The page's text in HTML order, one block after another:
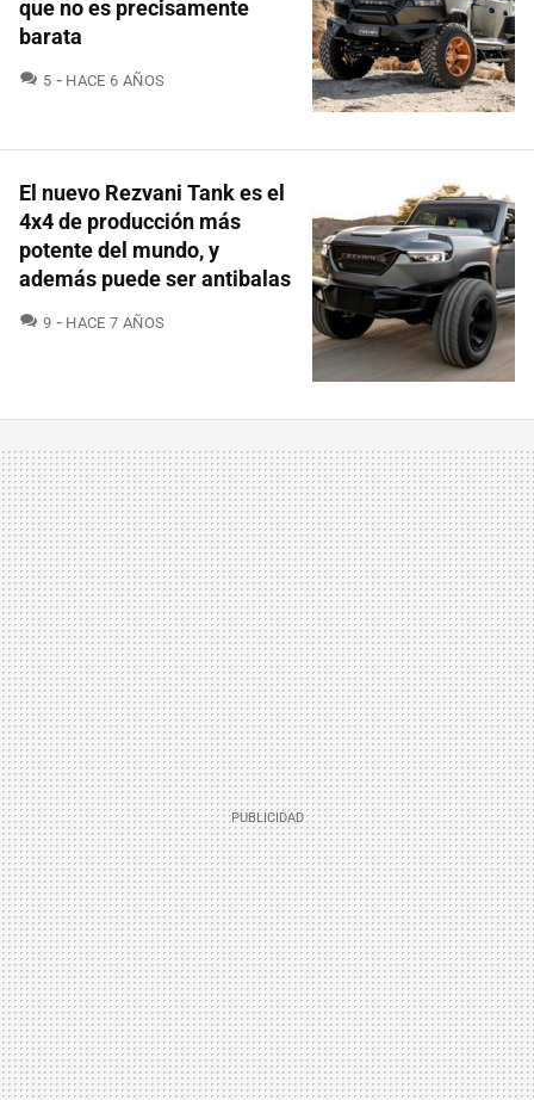
que no es precisamente
barata
5 COMENTARIOS
HACE 6 AÑOS
El nuevo Rezvani Tank es el
4x4 de producción más
potente del mundo, y
además puede ser antibalas
9 COMENTARIOS
HACE 7 AÑOS